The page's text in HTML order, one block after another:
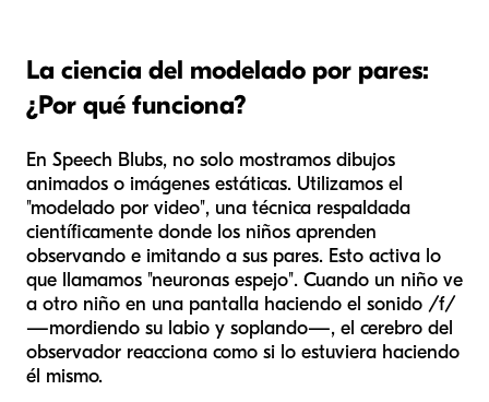
La ciencia del modelado por pares:
¿Por qué funciona?
En Speech Blubs, no solo mostramos dibujos
animados o imágenes estáticas. Utilizamos el
"modelado por video", una técnica respaldada
científicamente donde los niños aprenden
observando e imitando a sus pares. Esto activa lo
que llamamos "neuronas espejo". Cuando un niño ve
a otro niño en una pantalla haciendo el sonido /f/
—mordiendo su labio y soplando—, el cerebro del
observador reacciona como si lo estuviera haciendo
él mismo.